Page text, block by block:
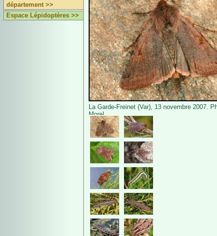
département >>
Espace Lépidoptères >>
La Garde-Freinet (Var), 13 novembre 2007.
Morel.